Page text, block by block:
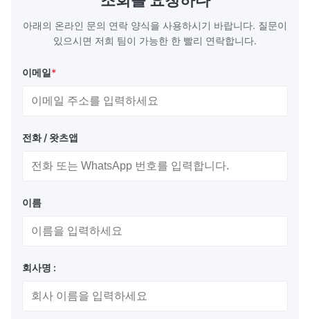
Plate Features Complex, Burr
아래의 온라인 문의 연락 양식을 사용하시기 바랍니다. 질문이
있으시면 저희 팀이 가능한 한 빨리 연락합니다.
이메일*
전화 / 왓츠앱
이름
회사명 :